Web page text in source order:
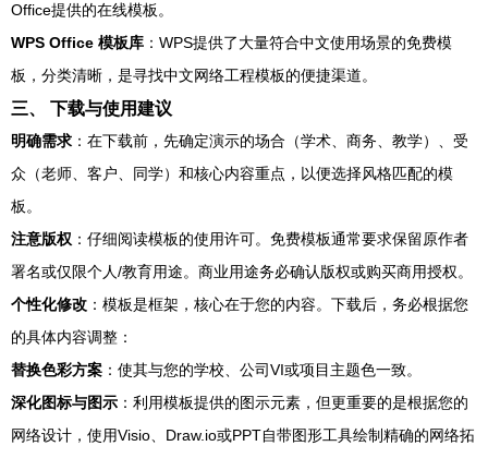
Office提供的在线模板。
WPS Office 模板库 ：WPS提供了大量符合中文使用场景的免费模
板，分类清晰，是寻找中文网络工程模板的便捷渠道。
三、 下载与使用建议
明确需求 ：在下载前，先确定演示的场合（学术、商务、教学）、受
众（老师、客户、同学）和核心内容重点，以便选择风格匹配的模
板。
注意版权 ：仔细阅读模板的使用许可。免费模板通常要求保留原作者
署名或仅限个人/教育用途。商业用途务必确认版权或购买商用授权。
个性化修改 ：模板是框架，核心在于您的内容。下载后，务必根据您
的具体内容调整：
替换色彩方案 ：使其与您的学校、公司VI或项目主题色一致。
深化图标与图示 ：利用模板提供的图示元素，但更重要的是根据您的
网络设计，使用Visio、Draw.io或PPT自带图形工具绘制精确的网络拓